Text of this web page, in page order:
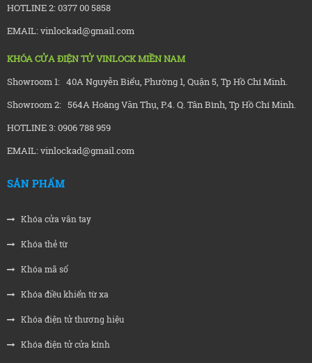
HOTLINE 2: 0377 00 5858
EMAIL: vinlockad@gmail.com
KHÓA CỬA ĐIỆN TỬ VINLOCK MIỀN NAM
Showroom 1: 40A Nguyễn Biểu, Phường 1, Quận 5, Tp Hồ Chí Minh.
Showroom 2: 564A Hoàng Văn Thụ, P.4. Q. Tân Bình, Tp Hồ Chí Minh.
HOTLINE 3: 0906 788 959
EMAIL: vinlockad@gmail.com
SẢN PHẨM
Khóa cửa vân tay
Khóa thẻ từ
Khóa mã số
Khóa điều khiển từ xa
Khóa điện tử thương hiệu
Khóa điện tử cửa kính